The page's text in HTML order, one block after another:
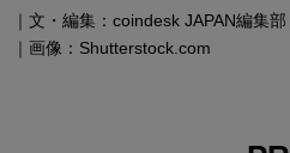
｜文・編集：coindesk JAPAN編集部
｜画像：Shutterstock.com